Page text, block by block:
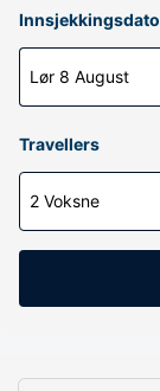
Lør 8 August
Travellers
2 Voksne